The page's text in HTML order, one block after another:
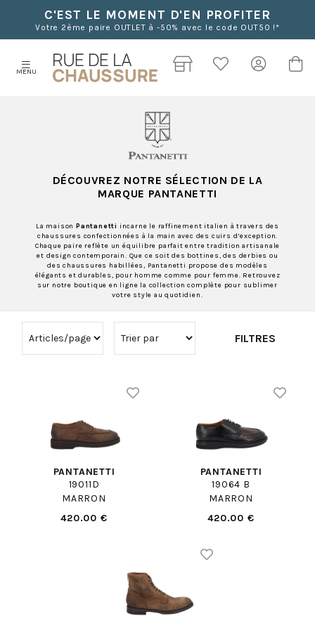
C'EST LE MOMENT D'EN PROFITER
Votre 2ème paire OUTLET à -50% avec le code OUT50 !*
MENU
DÉCOUVREZ NOTRE SÉLECTION DE LA
MARQUE PANTANETTI
La maison Pantanetti incarne le raffinement italien à travers des
chaussures confectionnées à la main avec des cuirs d’exception.
Chaque paire reflète un équilibre parfait entre tradition artisanale
et design contemporain. Que ce soit des bottines, des derbies ou
des chaussures habillées, Pantanetti propose des modèles
élégants et durables, pour homme comme pour femme. Retrouvez
sur notre boutique en ligne la collection complète pour sublimer
votre style au quotidien.
FILTRES
PANTANETTI
19011D
MARRON
420.00 €
PANTANETTI
19064 B
MARRON
420.00 €